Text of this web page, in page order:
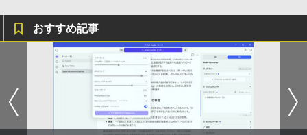
おすすめ記事